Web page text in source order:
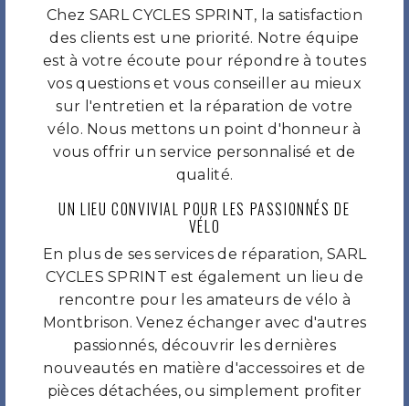
Chez SARL CYCLES SPRINT, la satisfaction
des clients est une priorité. Notre équipe
est à votre écoute pour répondre à toutes
vos questions et vous conseiller au mieux
sur l'entretien et la réparation de votre
vélo. Nous mettons un point d'honneur à
vous offrir un service personnalisé et de
qualité.
UN LIEU CONVIVIAL POUR LES PASSIONNÉS DE
VÉLO
En plus de ses services de réparation, SARL
CYCLES SPRINT est également un lieu de
rencontre pour les amateurs de vélo à
Montbrison. Venez échanger avec d'autres
passionnés, découvrir les dernières
nouveautés en matière d'accessoires et de
pièces détachées, ou simplement profiter